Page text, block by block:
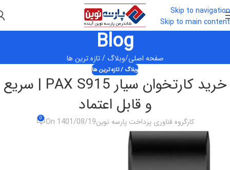
Skip to navigation
Skip to main content
Blog
صفحه اصلی وبلاگ / تازه ترین ها
وبلاگ / تازه ترین ها
خرید کارتخوان سیار PAX S915 | سریع
و قابل اعتماد
کارگروه فناوری پرداخت پارسه نوینOn 1401/08/19
0